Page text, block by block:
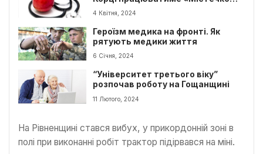
здоров’я»
4 Квітня, 2024
Героїзм медика на фронті. Як
рятують медики життя
6 Січня, 2024
“Університет третього віку”
розпочав роботу на Гощанщині
11 Лютого, 2024
На Рівненщині стався вибух, у прикордонній зоні в
полі при виконанні робіт трактор підірвався на міні.